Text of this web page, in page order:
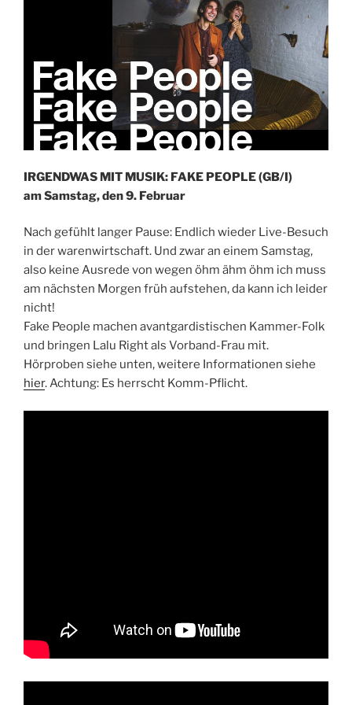
IRGENDWAS MIT MUSIK: FAKE PEOPLE (GB/I)
am Samstag, den 9. Februar
Nach gefühlt langer Pause: Endlich wieder Live-Besuch
in der warenwirtschaft. Und zwar an einem Samstag,
also keine Ausrede von wegen öhm ähm öhm ich muss
am nächsten Morgen früh aufstehen, da kann ich leider
nicht!
Fake People machen avantgardistischen Kammer-Folk
und bringen Lalu Right als Vorband-Frau mit.
Hörproben siehe unten, weitere Informationen siehe
hier. Achtung: Es herrscht Komm-Pflicht.